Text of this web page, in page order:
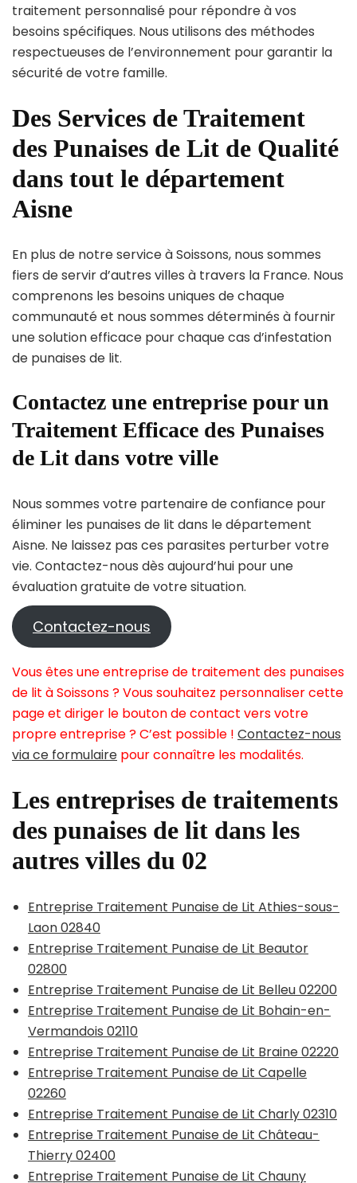
traitement personnalisé pour répondre à vos
besoins spécifiques. Nous utilisons des méthodes
respectueuses de l’environnement pour garantir la
sécurité de votre famille.
Des Services de Traitement
des Punaises de Lit de Qualité
dans tout le département
Aisne
En plus de notre service à Soissons, nous sommes
fiers de servir d’autres villes à travers la France. Nous
comprenons les besoins uniques de chaque
communauté et nous sommes déterminés à fournir
une solution efficace pour chaque cas d’infestation
de punaises de lit.
Contactez une entreprise pour un
Traitement Efficace des Punaises
de Lit dans votre ville
Nous sommes votre partenaire de confiance pour
éliminer les punaises de lit dans le département
Aisne. Ne laissez pas ces parasites perturber votre
vie. Contactez-nous dès aujourd’hui pour une
évaluation gratuite de votre situation.
Contactez-nous
Vous êtes une entreprise de traitement des punaises
de lit à Soissons ? Vous souhaitez personnaliser cette
page et diriger le bouton de contact vers votre
propre entreprise ? C’est possible ! Contactez-nous
via ce formulaire pour connaître les modalités.
Les entreprises de traitements
des punaises de lit dans les
autres villes du 02
Entreprise Traitement Punaise de Lit Athies-sous-
Laon 02840
Entreprise Traitement Punaise de Lit Beautor
02800
Entreprise Traitement Punaise de Lit Belleu 02200
Entreprise Traitement Punaise de Lit Bohain-en-
Vermandois 02110
Entreprise Traitement Punaise de Lit Braine 02220
Entreprise Traitement Punaise de Lit Capelle
02260
Entreprise Traitement Punaise de Lit Charly 02310
Entreprise Traitement Punaise de Lit Château-
Thierry 02400
Entreprise Traitement Punaise de Lit Chauny